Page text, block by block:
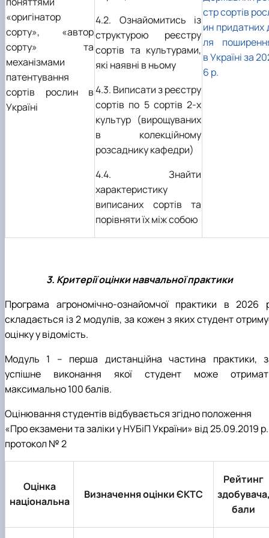
«оригінатор
сорту», «автор
сорту» та
механізмами
патентування
сортів рослин в
Україні
4.2. Ознайомитись із
структурою реєстру
сортів та культурами,
які наявні в ньому
4.3. Виписати з реєстру
сортів по 5 сортів 2-х
культур (вирощуваних
в колекційному
розсаднику кафедри)
4.4. Знайти
характеристику
виписаних сортів та
порівняти їх між собою
стр сортів
ин придатних
ля
в Україні за
6 р.
3. Критерії оцінки навчальної практики
Програма агрономічно-ознайомчої практики в 2026
складається із 2 модулів, за кожен з яких студент
оцінку у відомість.
Модуль 1 – перша дистанційна частина практики,
успішне виконання якої студент може
максимально 100 балів.
Оцінювання студентів відбувається згідно положення
«Про екзамени та заліки у НУБіП України» від 25.09.2019 р.
протокол № 2
Оцінка
національна
Визначення оцінки ЄКТС
Рейтинг
бали